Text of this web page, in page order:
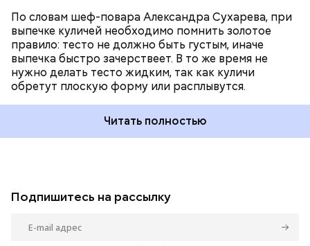
По словам шеф-повара Александра Сухарева, при
выпечке куличей необходимо помнить золотое
правило: тесто не должно быть густым, иначе
выпечка быстро зачерствеет. В то же время не
нужно делать тесто жидким, так как куличи
обретут плоскую форму или расплывутся.
Читать полностью
Подпишитесь на рассылку